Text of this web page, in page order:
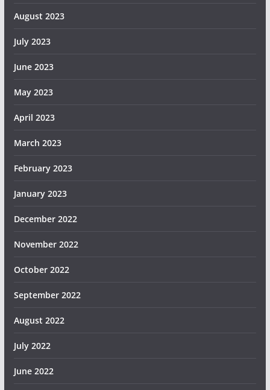
August 2023
July 2023
June 2023
May 2023
April 2023
March 2023
February 2023
January 2023
December 2022
November 2022
October 2022
September 2022
August 2022
July 2022
June 2022